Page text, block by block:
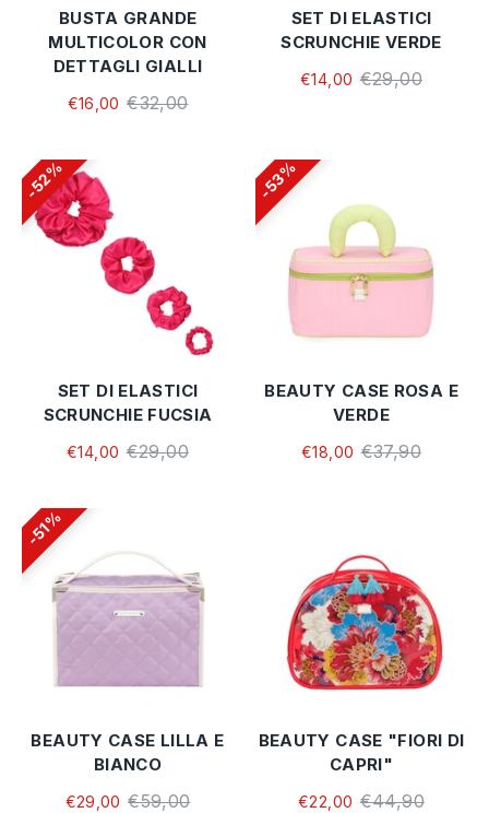
BUSTA GRANDE
MULTICOLOR CON
DETTAGLI GIALLI
€16,00 €32,00
SET DI ELASTICI
SCRUNCHIE VERDE
€14,00 €29,00
52%
SET DI ELASTICI
SCRUNCHIE FUCSIA
€14,00 €29,00
53%
BEAUTY CASE ROSA E
VERDE
€18,00 €37,90
51%
BEAUTY CASE LILLA E
BIANCO
€29,00 €59,00
BEAUTY CASE "FIORI DI
CAPRI"
€22,00 €44,90